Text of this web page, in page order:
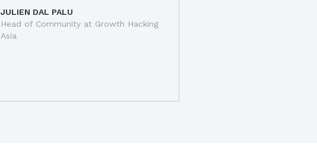
JULIEN DAL PALU
Head of Community at Growth Hacking
Asia